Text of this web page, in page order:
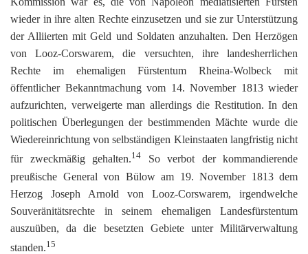
wieder in ihre alten Rechte einzusetzen und sie zur Unterstützung
der Alliierten mit Geld und Soldaten anzuhalten. Den Herzögen
von Looz-Corswarem, die versuchten, ihre landesherrlichen
Rechte im ehemaligen Fürstentum Rheina-Wolbeck mit
öffentlicher Bekanntmachung vom 14. November 1813 wieder
aufzurichten, verweigerte man allerdings die Restitution. In den
politischen Überlegungen der bestimmenden Mächte wurde die
Wiedereinrichtung von selbständigen Kleinstaaten langfristig nicht
für zweckmäßig gehalten.14 So verbot der kommandierende
preußische General von Bülow am 19. November 1813 dem
Herzog Joseph Arnold von Looz-Corswarem, irgendwelche
Souveränitätsrechte in seinem ehemaligen Landesfürstentum
auszuüben, da die besetzten Gebiete unter Militärverwaltung
standen.15